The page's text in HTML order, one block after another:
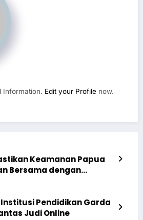
Information. Edit your Profile now.
Keamanan Papua
Bersama dengan
Pendidikan Garda
Judi Online